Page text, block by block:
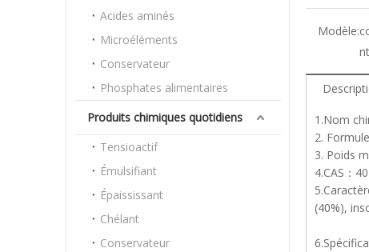
Acides aminés
Microéléments
Conservateur
Phosphates alimentaires
Produits chimiques quotidiens
Tensioactif
Émulsifiant
Épaississant
Chélant
Conservateur
Modèle:
1.Nom
2.
3. Poids
4.CAS：
(40%),